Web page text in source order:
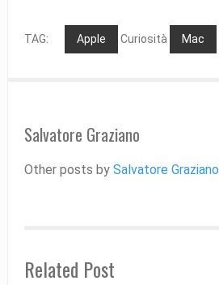
TAG: Apple Curiosità Mac
Salvatore Graziano
Other posts by Salvatore Graziano
Related Post